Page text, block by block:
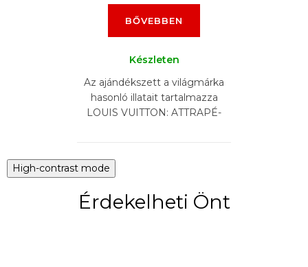
BŐVEBBEN
Készleten
Az ajándékszett a világmárka
hasonló illatait tartalmazza
LOUIS VUITTON: ATTRAPÉ-
AFTERNOON SWIM,...
High-contrast mode
Érdekelheti Önt